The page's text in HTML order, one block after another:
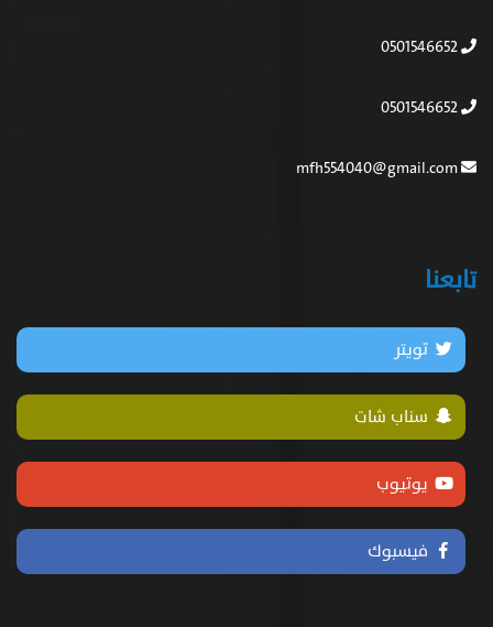
تابعنا
تويتر
سناب شات
يوتيوب
فيسبوك